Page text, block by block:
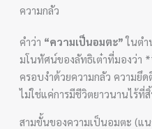
ความกลัว
คำว่า “ความเป็นอมตะ” ในตำ
มโนทัศน์ของลัทธิเต๋าที่มองว่า
ครอบงำด้วยความกลัว ความยึ
ไม่ใช่แค่การมีชีวิตยาวนานไร้ที่
สามขั้นของความเป็นอมตะ (แ